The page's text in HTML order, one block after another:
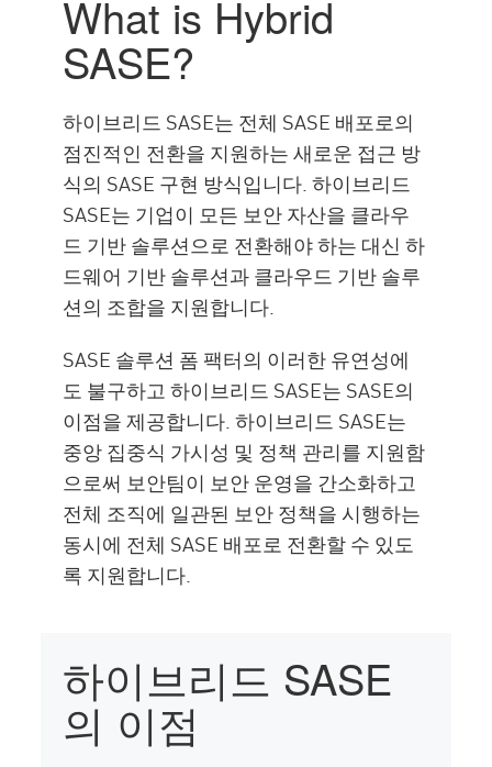
What is Hybrid
SASE?
하이브리드 SASE는 전체 SASE 배포로의
점진적인 전환을 지원하는 새로운 접근 방
식의 SASE 구현 방식입니다. 하이브리드
SASE는 기업이 모든 보안 자산을 클라우
드 기반 솔루션으로 전환해야 하는 대신 하
드웨어 기반 솔루션과 클라우드 기반 솔루
션의 조합을 지원합니다.
SASE 솔루션 폼 팩터의 이러한 유연성에
도 불구하고 하이브리드 SASE는 SASE의
이점을 제공합니다. 하이브리드 SASE는
중앙 집중식 가시성 및 정책 관리를 지원함
으로써 보안팀이 보안 운영을 간소화하고
전체 조직에 일관된 보안 정책을 시행하는
동시에 전체 SASE 배포로 전환할 수 있도
록 지원합니다.
하이브리드 SASE
의 이점